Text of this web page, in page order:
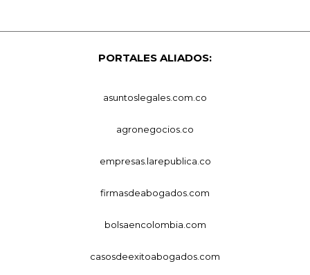
PORTALES ALIADOS:
asuntoslegales.com.co
agronegocios.co
empresas.larepublica.co
firmasdeabogados.com
bolsaencolombia.com
casosdeexitoabogados.com